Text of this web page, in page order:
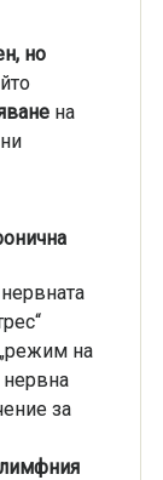
но
на
на
нервна
за